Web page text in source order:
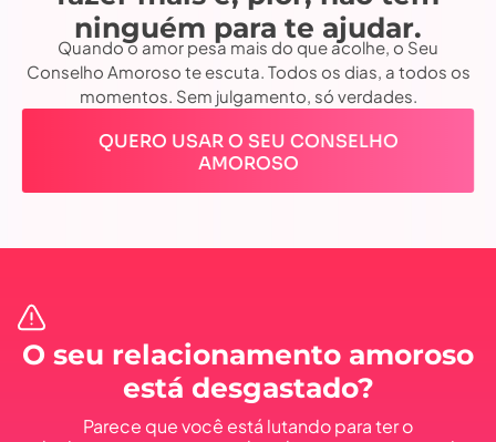
ninguém para te ajudar.
Quando o amor pesa mais do que acolhe, o Seu
Conselho Amoroso te escuta. Todos os dias, a todos os
momentos. Sem julgamento, só verdades.
QUERO USAR O SEU CONSELHO
AMOROSO
O seu relacionamento amoroso
está desgastado?
Parece que você está lutando para ter o